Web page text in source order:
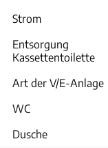
Strom
Entsorgung
Kassettentoilette
Art der V/E-Anlage
WC
Dusche